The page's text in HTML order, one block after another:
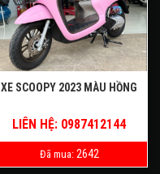
XE SCOOPY 2023 MÀU HỒNG
LIÊN HỆ: 0987412144
Đã mua: 2642